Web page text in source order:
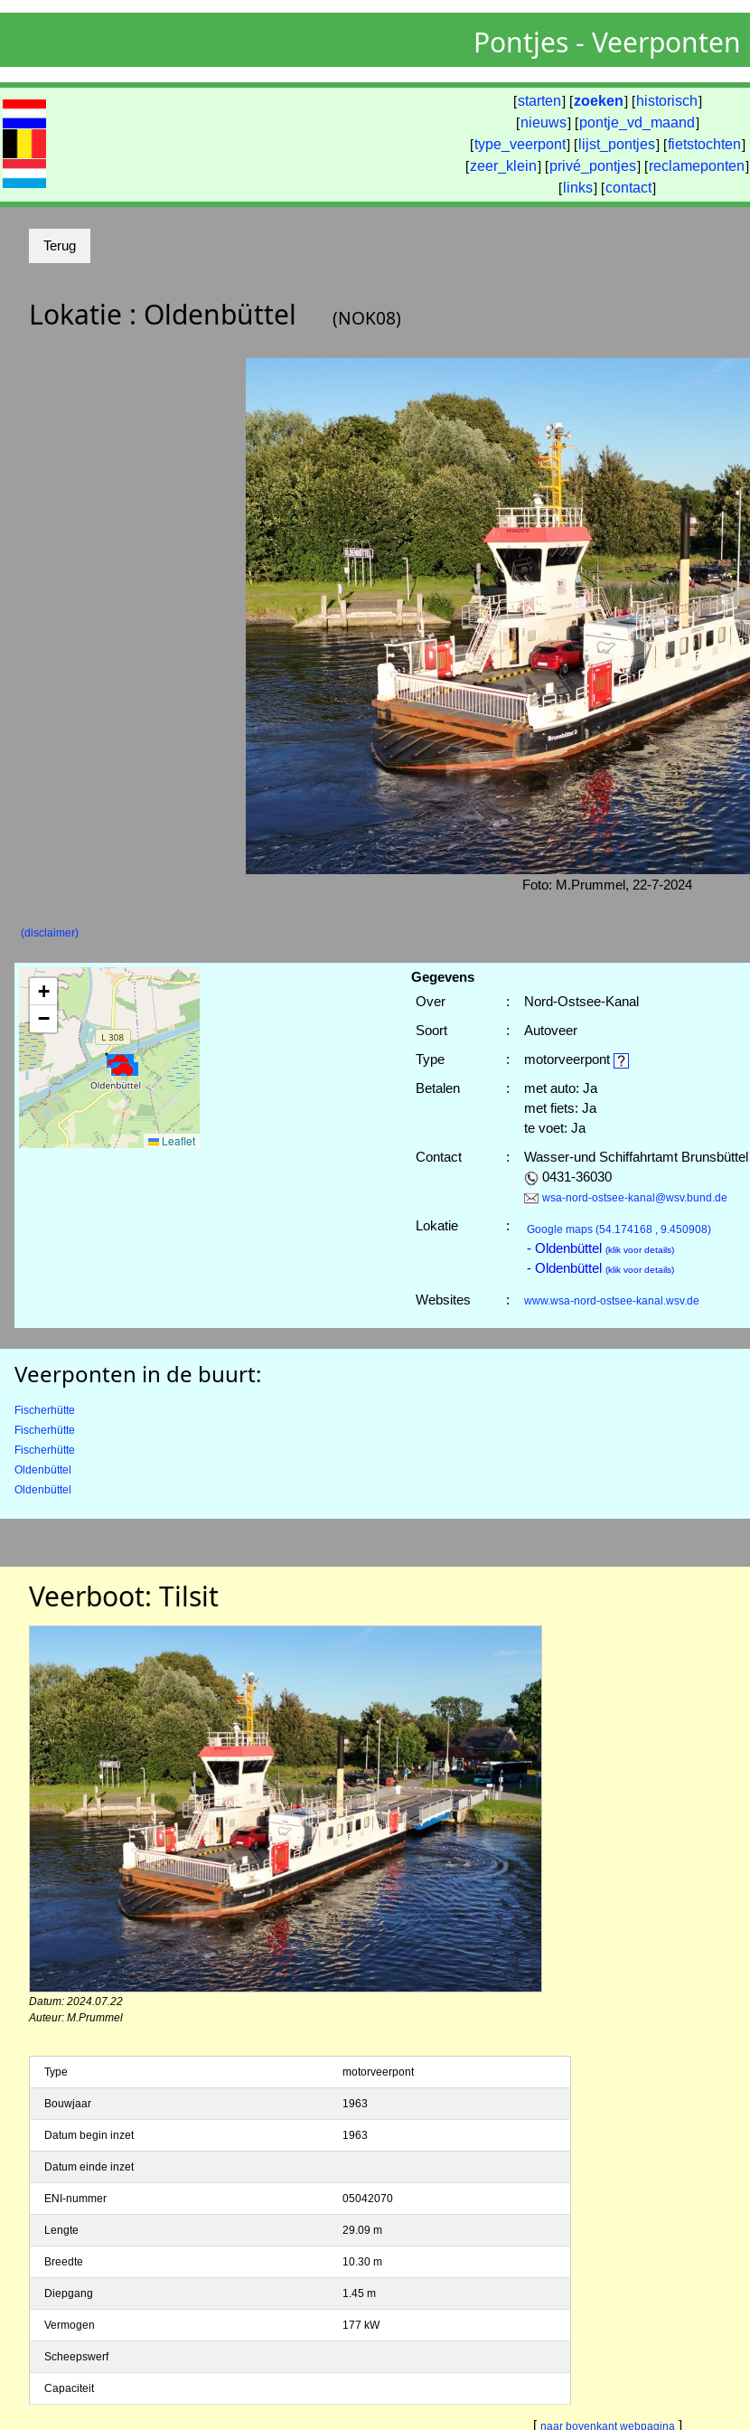
Pontjes - Veerponten
[starten] [zoeken] [ historisch]
[nieuws] [pontje_vd_maand]
[type_veerpont] [ lijst_pontjes] [fietstochten]
[zeer_klein] [privé_pontjes] [reclameponten]
[ links] [contact]
Lokatie : Oldenbüttel (NOK08)
Foto: M.Prummel, 22-7-2024
(disclaimer)
+
−
Leaflet
Gegevens
Over
:
Nord-Ostsee-Kanal
Soort
:
Autoveer
Type
:
motorveerpont
Betalen
:
met auto: Ja
met fiets: Ja
te voet: Ja
Contact
:
Wasser-und Schiffahrtamt Brunsbüttel
0431-36030
wsa-nord-ostsee-kanal@wsv.bund.de
Lokatie : Google maps (54.174168 , 9.450908)
- Oldenbüttel (klik voor details)
- Oldenbüttel (klik voor details)
Websites : www.wsa-nord-ostsee-kanal.wsv.de
Veerponten in de buurt:
Fischerhütte
Fischerhütte
Fischerhütte
Oldenbüttel
Oldenbüttel
Veerboot: Tilsit
Datum: 2024.07.22
Auteur: M.Prummel
Type motorveerpont
Bouwjaar 1963
Datum begin inzet 1963
Datum einde inzet
ENI-nummer 05042070
Lengte 29.09 m
Breedte 10.30 m
Diepgang 1.45 m
Vermogen 177 kW
Scheepswerf
Capaciteit
[ naar bovenkant webpagina ]